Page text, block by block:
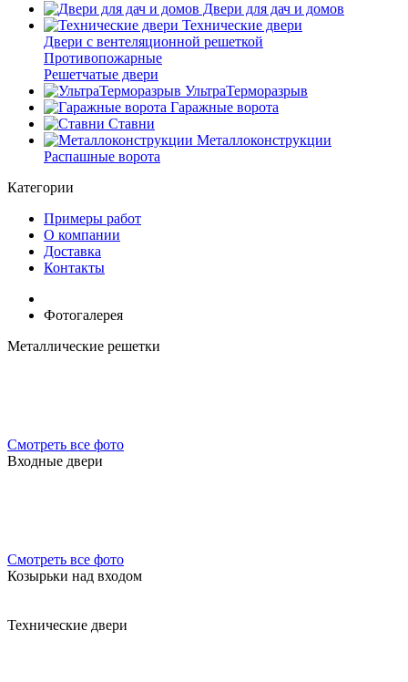
Двери для дач и домов
Технические двери
Двери с вентеляционной решеткой
Противопожарные
Решетчатые двери
УльтраТерморазрыв
Гаражные ворота
Ставни
Металлоконструкции
Распашные ворота
Категории
Примеры работ
О компании
Доставка
Контакты
Фотогалерея
Металлические решетки
Смотреть все фото
Входные двери
Смотреть все фото
Козырьки над входом
Технические двери